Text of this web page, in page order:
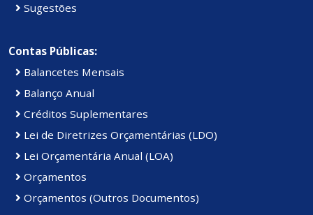
Sugestões
Contas Públicas:
Balancetes Mensais
Balanço Anual
Créditos Suplementares
Lei de Diretrizes Orçamentárias (LDO)
Lei Orçamentária Anual (LOA)
Orçamentos
Orçamentos (Outros Documentos)